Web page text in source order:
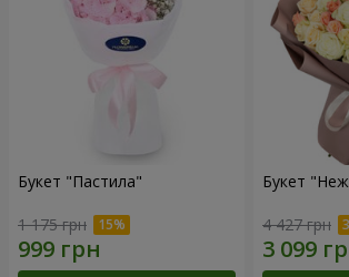
Букет "Пастила"
1 175 грн
Букет
4 427 грн